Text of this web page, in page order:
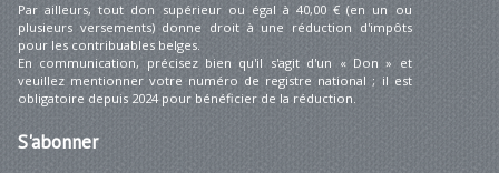
Par ailleurs, tout don supérieur ou égal à 40,00 € (en un ou
plusieurs versements) donne droit à une réduction d'impôts
pour les contribuables belges.
En communication, précisez bien qu'il s'agit d'un « Don » et
veuillez mentionner votre numéro de registre national ; il est
obligatoire depuis 2024 pour bénéficier de la réduction.
S'abonner